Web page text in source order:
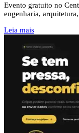
Evento gratuito no
engenharia,
Leia mais